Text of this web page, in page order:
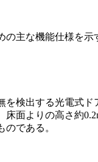
の主な機能仕様を示
を検出する光電式
床面よりの高さ約
である。